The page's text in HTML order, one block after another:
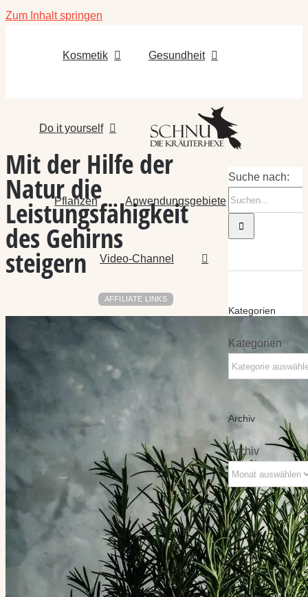
Zum Inhalt springen
Kosmetik Gesundheit
Do it yourself
Pflanzen Anwendungsgebiete
Video-Channel
Mit der Hilfe der
Natur die
Leistungsfähigkeit
des Gehirns
steigern
AFFILIATE LINKS
Suche nach:
Kategorien
Kategorien
Archiv
Archiv